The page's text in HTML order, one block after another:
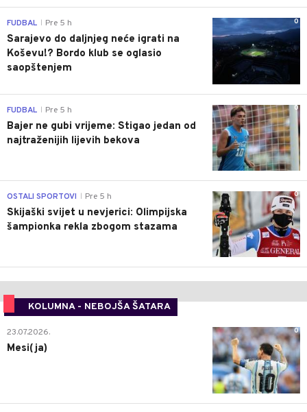
0
FUDBAL Pre 5 h
Sarajevo do daljnjeg neće igrati na
Koševu!? Bordo klub se oglasio
saopštenjem
0
FUDBAL Pre 5 h
Bajer ne gubi vrijeme: Stigao jedan od
najtraženijih lijevih bekova
0
OSTALI SPORTOVI Pre 5 h
Skijaški svijet u nevjerici: Olimpijska
šampionka rekla zbogom stazama
KOLUMNA - NEBOJŠA ŠATARA
0
23.07.2026.
Mesi(ja)